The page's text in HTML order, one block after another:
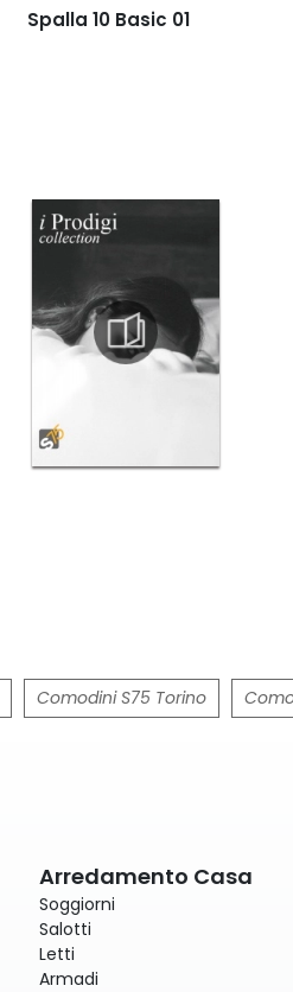
Spalla 10 Basic 01
Comodini S75 Torino
Arredamento Casa
Soggiorni
Salotti
Letti
Armadi